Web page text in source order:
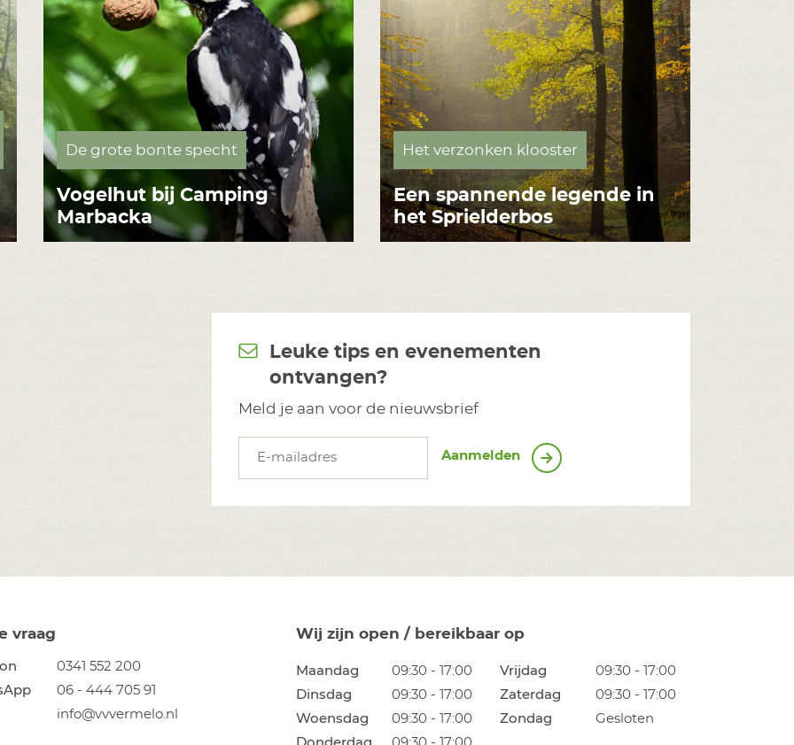
De grote bonte specht
Vogelhut bij Camping
Marbacka
Het verzonken klooster
Een spannende legende in
het Sprielderbos
Leuke tips en evenementen
ontvangen?
Meld je aan voor de nieuwsbrief
Aanmelden
vraag
0341 552 200
06 - 444 705 91
info@vvvermelo.nl
Wij zijn open / bereikbaar op
Maandag
09:30 - 17:00
Dinsdag
09:30 - 17:00
Woensdag
09:30 - 17:00
Vrijdag
09:30 - 17:00
Zaterdag
09:30 - 17:00
Zondag
Gesloten